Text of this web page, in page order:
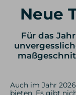
Neue
Für das
Auch im Jahr
bieten. Es gibt